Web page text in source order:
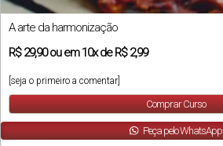
A arte da harmonização
R$29,90ou em10xde R$ 2,99
[seja o primeiro a comentar]
Comprar Curso
Peça pelo WhatsApp